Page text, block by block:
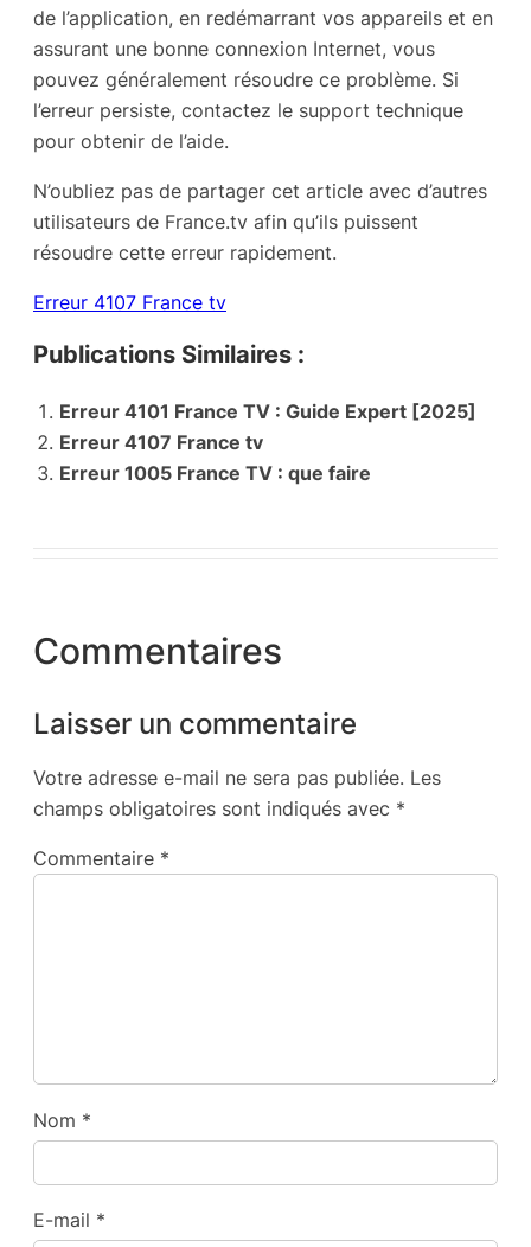
de l’application, en redémarrant vos appareils et en
assurant une bonne connexion Internet, vous
pouvez généralement résoudre ce problème. Si
l’erreur persiste, contactez le support technique
pour obtenir de l’aide.
N’oubliez pas de partager cet article avec d’autres
utilisateurs de France.tv afin qu’ils puissent
résoudre cette erreur rapidement.
Erreur 4107 France tv
Publications Similaires :
Erreur 4101 France TV : Guide Expert [2025]
Erreur 4107 France tv
Erreur 1005 France TV : que faire
Commentaires
Laisser un commentaire
Votre adresse e-mail ne sera pas publiée. Les
champs obligatoires sont indiqués avec *
Commentaire *
Nom *
E-mail *